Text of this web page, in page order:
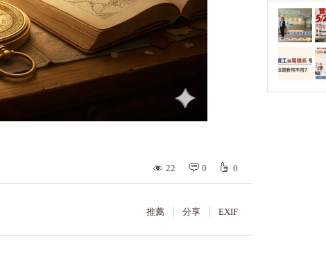
22 0 0
推薦 分享 EXIF